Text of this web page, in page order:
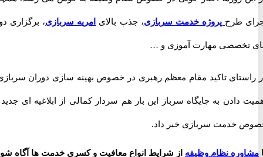
طرحپروژه خدمت سربازی، جذب بالایامریه سربازی، برگزاری دوره
مهارت آموزی و …
تاکید مقام معظم رهبری در خصوص بهینه سازی دوران سربازی و
دادن به جایگاه سرباز این بار هم سردار کمالی از ابلاغیه ای جدید در
خدمت سربازی خبر داد.
نظام وظیفهاز شرایط انواع معافیت و کسری خدمت ها آگاه شوید.